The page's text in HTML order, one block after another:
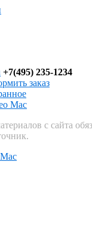
+7(495) 235-1234
заказ
Mac
с сайта